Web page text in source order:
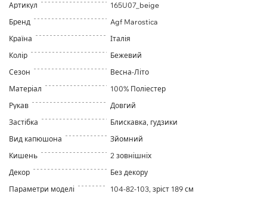
Артикул
165U07_beige
Бренд
Agf Marostica
Країна
Італія
Колір
Бежевий
Сезон
Весна-Літо
Матеріал
100% Поліестер
Рукав
Довгий
Застібка
Блискавка, гудзики
Вид капюшона
Зйомний
Кишень
2 зовнішніх
Декор
Без декору
Параметри моделі
104-82-103, зріст 189 см